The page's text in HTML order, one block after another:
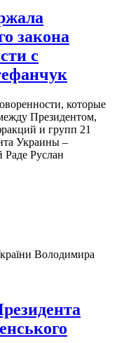
закона
с
которые
Президентом,
и групп 21
Украины –
Раде Руслан